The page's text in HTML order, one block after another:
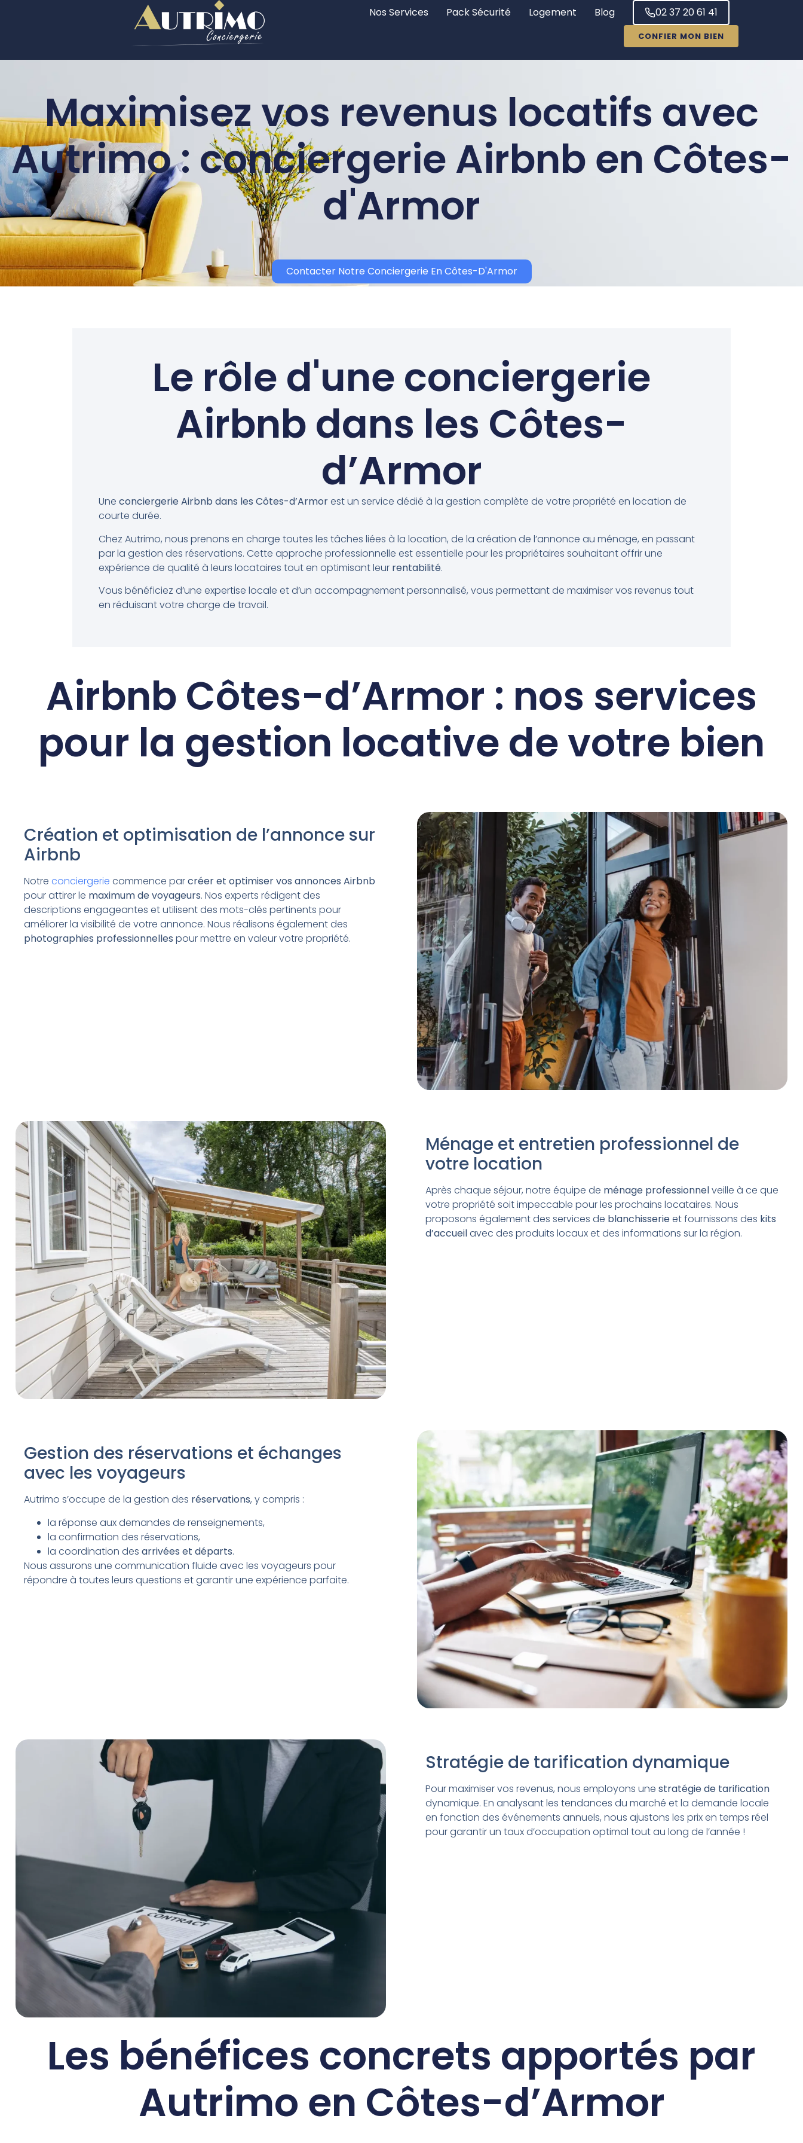
Nos Services Pack Sécurité Logement Blog 02 37 20 61 41
CONFIER MON BIEN
Maximisez vos revenus locatifs avec
Autrimo : conciergerie Airbnb en Côtes-
d'Armor
Contacter Notre Conciergerie En Côtes-D'Armor
Le rôle d'une conciergerie
Airbnb dans les Côtes-
d’Armor
Uneconciergerie Airbnb dans les Côtes-d’Armorest un service dédié à la gestion complète de votre propriété en location de
courte durée.
Chez Autrimo, nous prenons en charge toutes les tâches liées à la location, de la création de l’annonce au ménage, en passant
par la gestion des réservations. Cette approche professionnelle est essentielle pour les propriétaires souhaitant offrir une
expérience de qualité à leurs locataires tout en optimisant leur rentabilité.
Vous bénéficiez d’une expertise locale et d’un accompagnement personnalisé, vous permettant de maximiser vos revenus tout
en réduisant votre charge de travail.
Airbnb Côtes-d’Armor : nos services
pour la gestion locative de votre bien
Création et optimisation de l’annonce sur
Airbnb
Notre conciergerie commence parcréer et optimiser vos annonces Airbnb
pour attirer le maximum de voyageurs. Nos experts rédigent des
descriptions engageantes et utilisent des mots-clés pertinents pour
améliorer la visibilité de votre annonce. Nous réalisons également des
photographies professionnelles pour mettre en valeur votre propriété.
Ménage et entretien professionnel de
votre location
Après chaque séjour, notre équipe de ménage professionnelveille à ce que
votre propriété soit impeccable pour les prochains locataires. Nous
proposons également des services de blanchisserieet fournissons des kits
d’accueilavec des produits locaux et des informations sur la région.
Gestion des réservations et échanges
avec les voyageurs
Autrimo s’occupe de la gestion des réservations, y compris :
la réponse aux demandes de renseignements,
la confirmation des réservations,
la coordination des arrivées et départs.
Nous assurons une communication fluide avec les voyageurs pour
répondre à toutes leurs questions et garantir une expérience parfaite.
Stratégie de tarification dynamique
Pour maximiser vos revenus, nous employons une stratégie de tarification
dynamique. En analysant les tendances du marché et la demande locale
en fonction des événements annuels, nous ajustons les prix en temps réel
pour garantir un taux d’occupation optimal tout au long de l’année !
Les bénéfices concrets apportés par
Autrimo en Côtes-d’Armor